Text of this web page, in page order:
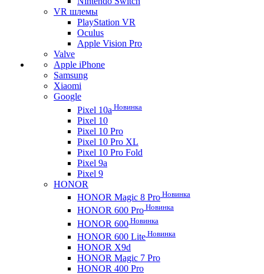
VR шлемы
PlayStation VR
Oculus
Apple Vision Pro
Valve
Apple iPhone
Samsung
Xiaomi
Google
Pixel 10a Новинка
Pixel 10
Pixel 10 Pro
Pixel 10 Pro XL
Pixel 10 Pro Fold
Pixel 9a
Pixel 9
HONOR
HONOR Magic 8 Pro Новинка
HONOR 600 Pro Новинка
HONOR 600 Новинка
HONOR 600 Lite Новинка
HONOR X9d
HONOR Magic 7 Pro
HONOR 400 Pro